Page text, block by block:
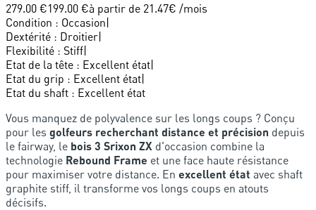
279.00 €199.00 €à partir de 21.47€ /mois
Condition : Occasion|
Dextérité : Droitier|
Flexibilité : Stiff|
Etat de la tête : Excellent état|
Etat du grip : Excellent état|
Etat du shaft : Excellent état
Vous manquez de polyvalence sur les longs coups ? Conçu
pour les golfeurs recherchant distance et précision depuis
le fairway, le bois 3 Srixon ZX d'occasion combine la
technologie Rebound Frame et une face haute résistance
pour maximiser votre distance. En excellent état avec shaft
graphite stiff, il transforme vos longs coups en atouts
décisifs.